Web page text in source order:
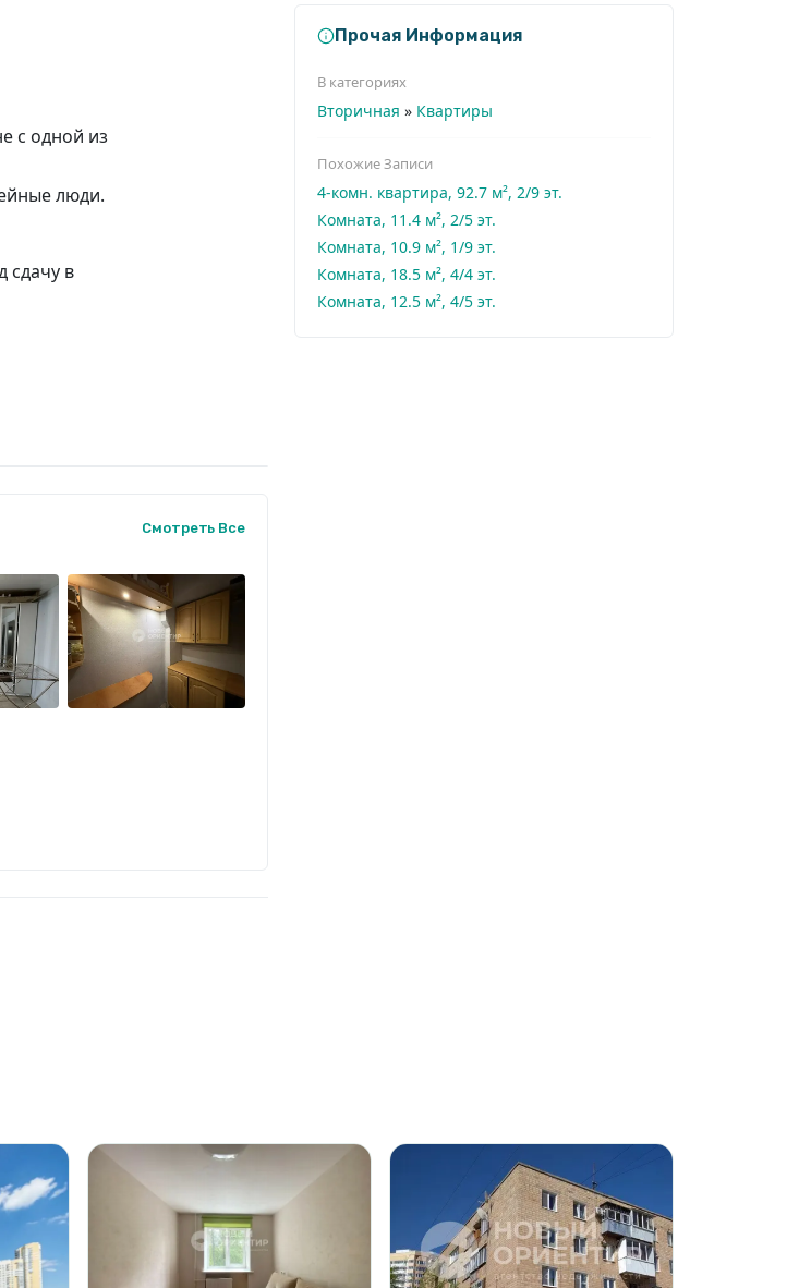
с одной из
люди.
сдачу в
жизни.
Смотреть Все
Прочая Информация
В категориях
Вторичная » Квартиры
Похожие Записи
4-комн. квартира, 92.7 м², 2/9 эт.
Комната, 11.4 м², 2/5 эт.
Комната, 10.9 м², 1/9 эт.
Комната, 18.5 м², 4/4 эт.
Комната, 12.5 м², 4/5 эт.